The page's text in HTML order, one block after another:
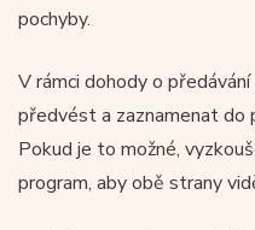
pochyby.
V rámci dohody o
předvést a zaznamenat
Pokud je to možné,
program, aby obě strany